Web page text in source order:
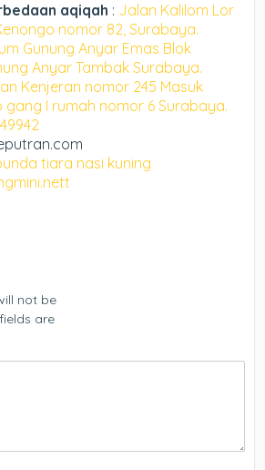
aqiqah : Jalan Kalilom Lor
nomor 82, Surabaya.
Gunung Anyar Emas Blok
Anyar Tambak Surabaya.
Kenjeran nomor 245 Masuk
gang I rumah nomor 6 Surabaya.
tiara nasi kuning
not be
are